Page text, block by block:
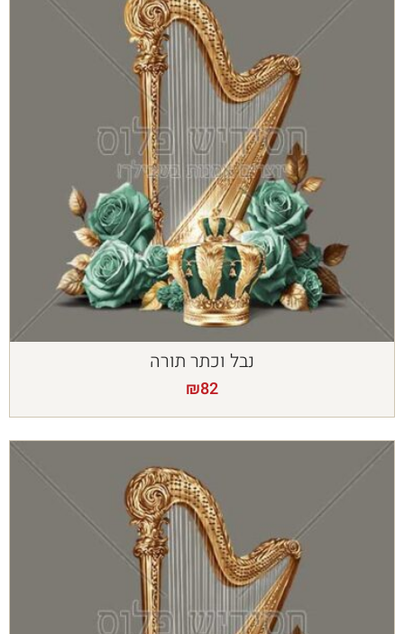
נבל וכתר תורה
₪82